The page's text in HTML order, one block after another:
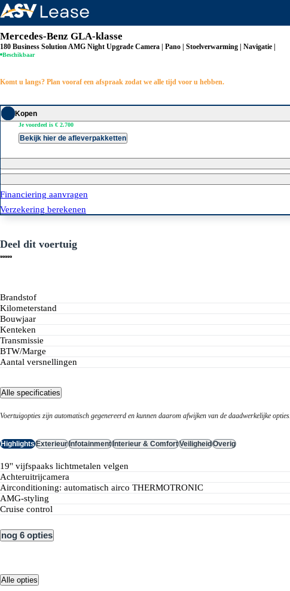
Full operational lease
Occasion lease
Elektrisch leasen
Mercedes-Benz GLA-klasse
180 Business Solution AMG Night Upgrade Camera | Pano | Stoelverwarming | Navigatie |
Beschikbaar
Komt u langs? Plan vooraf een afspraak zodat we alle tijd voor u hebben.
Kopen
Je voordeel is € 2.700
Bekijk hier de afleverpakketten
Financiering aanvragen
Verzekering berekenen
Deel dit voertuig
Brandstof
Kilometerstand
Bouwjaar
Kenteken
Transmissie
BTW/Marge
Aantal versnellingen
Alle specificaties
Voertuigopties zijn automatisch gegenereerd en kunnen daarom afwijken van de daadwerkelijke opties.
HighlightsExterieurInfotainmentInterieur & ComfortVeiligheidOverig
19'' vijfspaaks lichtmetalen velgen
achteruitrijcamera
Airconditioning: automatisch airco THERMOTRONIC
AMG-styling
cruise control
nog 6 opties
Alle opties